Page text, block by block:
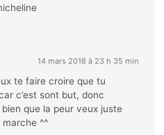
14 mars 2018 à 23 h 35 min
te faire croire que tu
c’est sont but, donc
que la peur veux juste
^^